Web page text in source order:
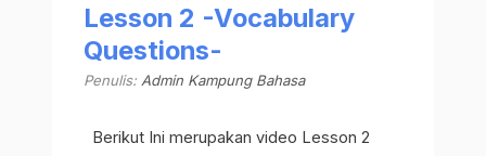
Lesson 2 -Vocabulary
Questions-
Penulis: Admin Kampung Bahasa
Berikut Ini merupakan video Lesson 2